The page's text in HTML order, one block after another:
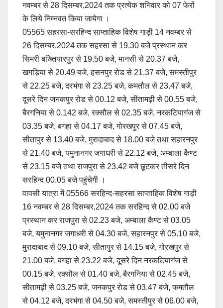
नवम्बर से 28 दिसम्बर,2024 तक प्रत्येक शनिवार को 07 फेरों
के लिये निम्नवत किया जायेगा ।
05565 सहरसा-सरहिन्द साप्ताहिक विशेष गाड़ी 14 नवम्बर से
26 दिसम्बर,2024 तक सहरसा से 19.30 बजे प्रस्थान कर
सिमरी बख्तियारपुर से 19.50 बजे, मानसी से 20.37 बजे,
खगड़िया से 20.49 बजे, हसनपुर रोड से 21.37 बजे, समस्तीपुर
से 22.25 बजे, दरभंगा से 23.25 बजे, कमतौल से 23.47 बजे,
दूसरे दिन जनकपुर रोड से 00.12 बजे, सीतामढ़ी से 00.55 बजे,
बैरगनिया से 0.142 बजे, रक्सौल से 02.35 बजे, नरकटियागंज से
03.35 बजे, बगहा से 04.17 बजे, गोरखपुर से 07.45 बजे,
सीतापुर से 13.40 बजे, मुरादाबाद से 18.00 बजे तथा सहारनपुर
से 21.40 बजे, यमुनानगर जगाधरी से 22.12 बजे, अम्बाला केैण्ट
से 23.15 बजे तथा राजपुरा से 23.42 बजे छूटकर तीसरे दिन
सरहिन्द 00.05 बजे पहुंचेगी ।
वापसी यात्रा में 05566 सरहिन्द-सहरसा साप्ताहिक विशेष गाड़ी
16 नवम्बर से 28 दिसम्बर,2024 तक सरहिन्द से 02.00 बजे
प्रस्थान कर राजपुरा से 02.23 बजे, अम्बाला कैण्ट से 03.05
बजे, यमुनानगर जगाधरी से 04.30 बजे, सहारनपुर से 05.10 बजे,
मुरादाबाद से 09.10 बजे, सीतापुर से 14.15 बजे, गोरखपुर से
21.00 बजे, बगहा से 23.22 बजे, दूसरे दिन नरकटियागंज से
00.15 बजे, रक्सौल से 01.40 बजे, बैरगनिया से 02.45 बजे,
सीतामढ़ी से 03.25 बजे, जनकपुर रोड से 03.47 बजे, कमतौल
से 04.12 बजे, दरभंगा से 04.50 बजे, समस्तीपुर से 06.00 बजे,